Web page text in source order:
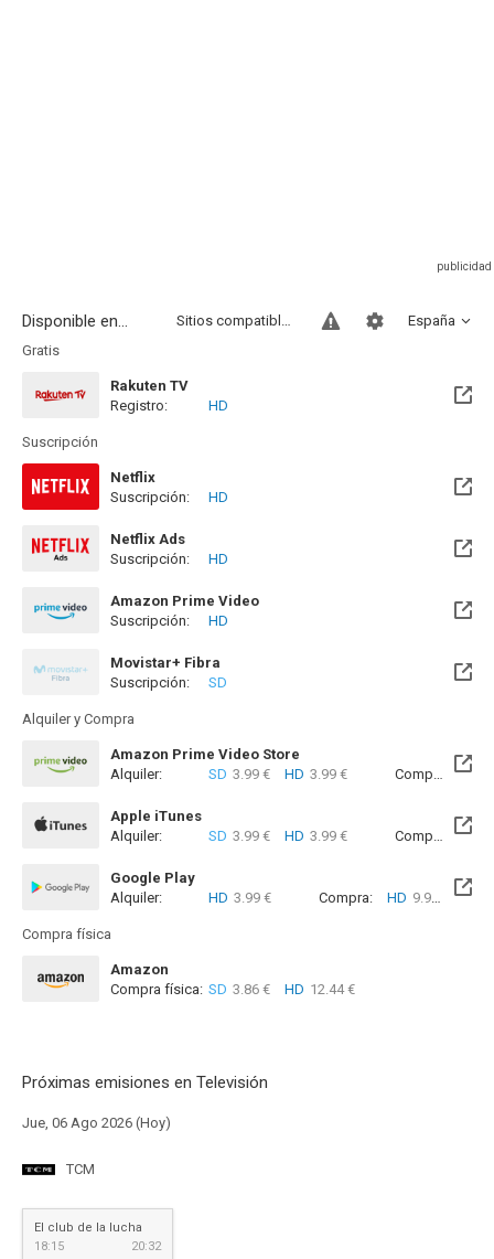
Disponible en... España
Sitios compatibles
Gratis
Rakuten TV
Registro:
HD
Suscripción
Netflix
Suscripción:
HD
Netflix Ads
Suscripción:
HD
Amazon Prime Video
Suscripción:
HD
Movistar+ Fibra
Próximamente. A partir del Jue, 06 Ago 2026 (En 1 día)
Suscripción: SD
Alquiler y Compra
Amazon Prime Video Store
Alquiler:
SD 3.99 € HD 3.99 € Compra: SD
Apple iTunes
Alquiler:
SD 3.99 € HD 3.99 € Compra: SD
Google Play
Alquiler:
HD 3.99 € Compra: HD 9.99 €
Compra física
Amazon
Compra física: SD 3.86 € HD 12.44 €
Próximas emisiones en Televisión
Jue, 06 Ago 2026 (Hoy)
TCM
El club de la lucha
18:15
20:32